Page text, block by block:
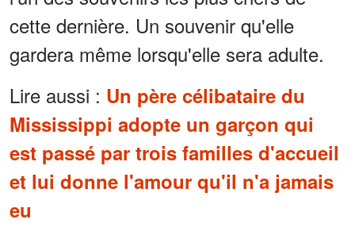
cette dernière. Un souvenir qu'elle
gardera même lorsqu'elle sera adulte.
Lire aussi : Un père célibataire du
Mississippi adopte un garçon qui
est passé par trois familles d'accueil
et lui donne l'amour qu'il n'a jamais
eu